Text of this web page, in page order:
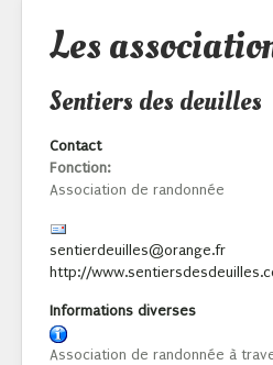
Les
Sentiers des deuilles
Contact
Fonction:
Association de randonnée
sentierdeuilles@orange.fr
http://
Informations diverses
Association de randonnée à